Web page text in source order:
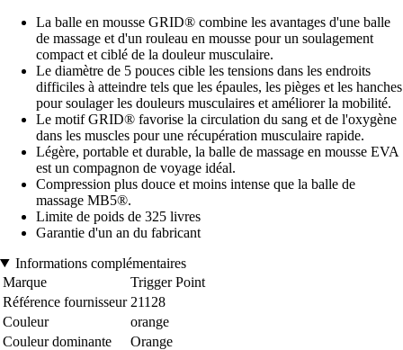
La balle en mousse GRID® combine les avantages d'une balle
de massage et d'un rouleau en mousse pour un soulagement
compact et ciblé de la douleur musculaire.
Le diamètre de 5 pouces cible les tensions dans les endroits
difficiles à atteindre tels que les épaules, les pièges et les hanches
pour soulager les douleurs musculaires et améliorer la mobilité.
Le motif GRID® favorise la circulation du sang et de l'oxygène
dans les muscles pour une récupération musculaire rapide.
Légère, portable et durable, la balle de massage en mousse EVA
est un compagnon de voyage idéal.
Compression plus douce et moins intense que la balle de
massage MB5®.
Limite de poids de 325 livres
Garantie d'un an du fabricant
Informations complémentaires
Marque
Trigger Point
Référence fournisseur 21128
Couleur
orange
Couleur dominante
Orange